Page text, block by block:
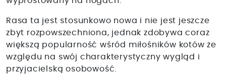
Rasa ta jest stosunkowo nowa i nie jest jeszcze
zbyt rozpowszechniona, jednak zdobywa coraz
większą popularność wśród miłośników kotów że
względu na swój charakterystyczny wygląd i
przyjacielską osobowość.